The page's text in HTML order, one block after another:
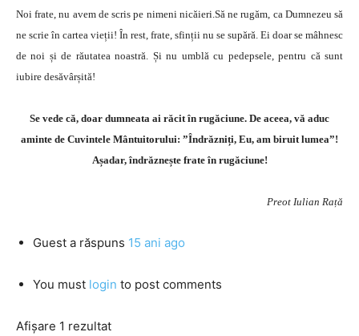
Noi frate, nu avem de scris pe nimeni nicăieri.Să ne rugăm, ca Dumnezeu să
ne scrie în cartea vieții! În rest, frate, sfinții nu se supără. Ei doar se mâhnesc
de noi și de răutatea noastră. Și nu umblă cu pedepsele, pentru că sunt
iubire desăvârșită!
Se vede că, doar dumneata ai răcit în rugăciune. De aceea, vă aduc
aminte de Cuvintele Mântuitorului: ”Îndrăzniți, Eu, am biruit lumea”!
Așadar, îndrăznește frate în rugăciune!
Preot Iulian Rață
Guest a răspuns 15 ani ago
You must login to post comments
Afișare 1 rezultat